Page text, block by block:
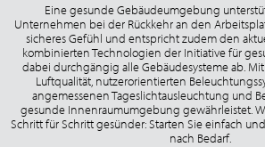
Eine gesunde Gebäudeumgebung
Unternehmen bei der Rückkehr an den
sicheres Gefühl und entspricht zudem den
kombinierten Technologien der Initiative für
dabei durchgängig alle Gebäudesysteme ab.
Luftqualität, nutzerorientierten
angemessenen Tageslichtausleuchtung und
gesunde Innenraumumgebung gewährleistet.
Schritt für Schritt gesünder: Starten Sie einfach
nach Bedarf.